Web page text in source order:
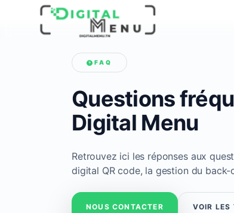
FAQ
Questions
Digital Menu
Retrouvez ici les réponses aux
digital QR code, la gestion du
NOUS CONTACTER VOIR LES